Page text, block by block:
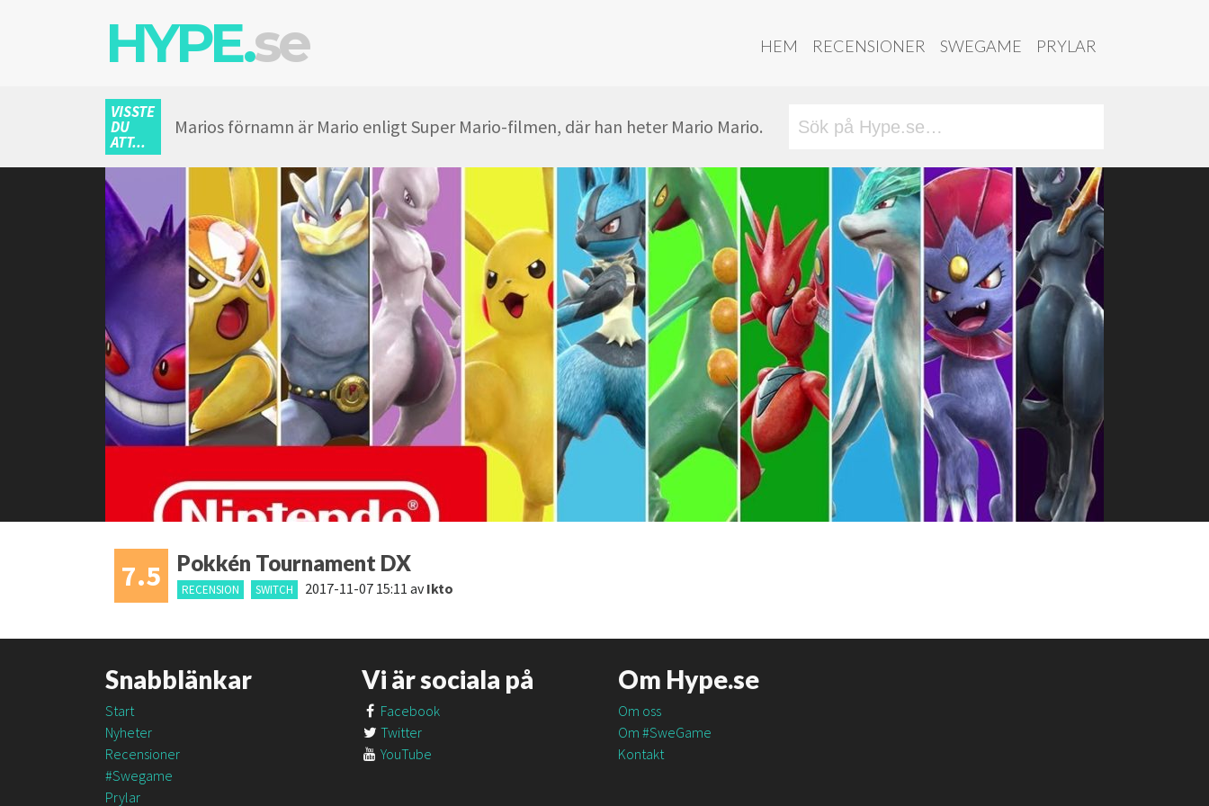
HYPE.se HEM RECENSIONER SWEGAME PRYLAR
VISSTE
DU
ATT...
Marios förnamn är Mario enligt Super Mario-filmen, där han heter Mario Mario.
7.5 Pokkén Tournament DX
RECENSION SWITCH 2017-11-07 15:11 avIkto
Snabblänkar
Start
Nyheter
Recensioner
#Swegame
Prylar
Vi är sociala på
Facebook
Twitter
YouTube
Om Hype.se
Om oss
Om #SweGame
Kontakt